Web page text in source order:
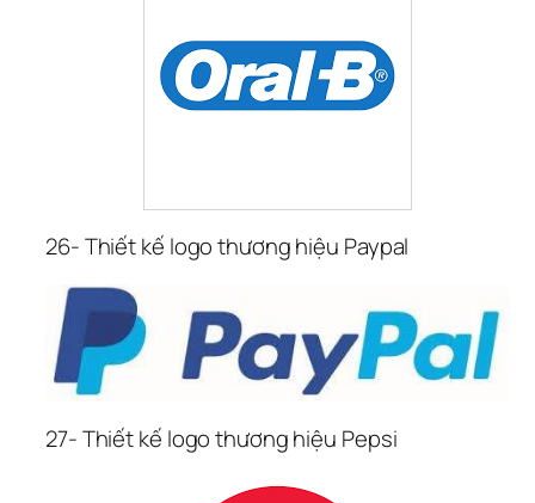
26- Thiết kế logo thương hiệu Paypal
27- Thiết kế logo thương hiệu Pepsi